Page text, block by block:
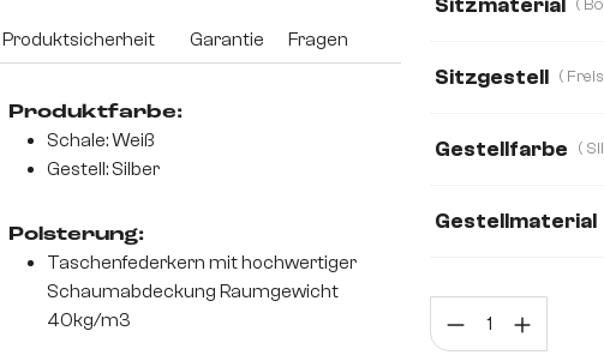
Sitzmaterial
Sitzgestell
Gestellfarbe
Gestellmaterial
Produktsicherheit Garantie Fragen
Produktfarbe:
Schale: Weiß
Gestell: Silber
Polsterung:
Taschenfederkern mit hochwertiger
Schaumabdeckung Raumgewicht
40kg/m3